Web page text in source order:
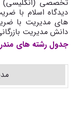
دانش مدیریت